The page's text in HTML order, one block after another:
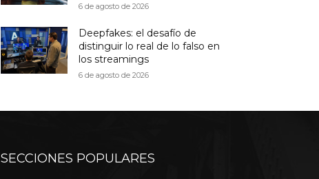
6 de agosto de 2026
Deepfakes: el desafío de
distinguir lo real de lo falso en
los streamings
6 de agosto de 2026
SECCIONES POPULARES